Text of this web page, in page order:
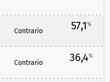
Contrario 57,1%
Contrario 36,4%